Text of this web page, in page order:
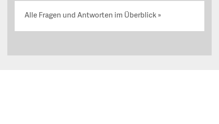
Alle Fragen und Antworten im Überblick